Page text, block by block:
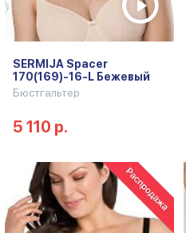
SERMIJA Spacer
170(169)-16-L Бежевый
Бюстгальтер
5 110 р.